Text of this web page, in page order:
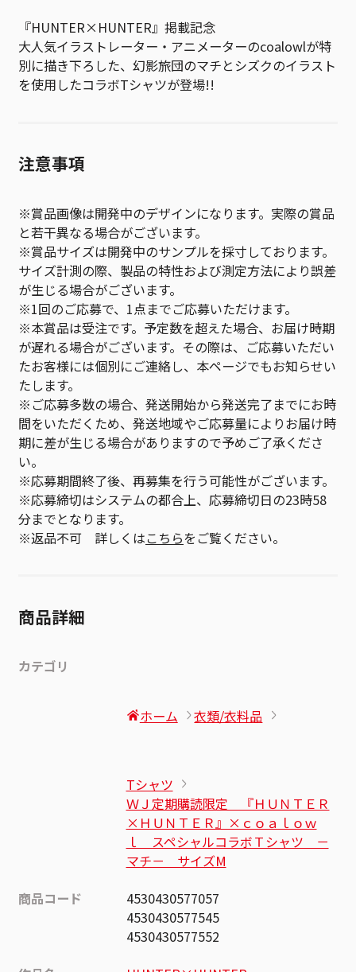
『HUNTER×HUNTER』掲載記念
大人気イラストレーター・アニメーターのcoalowlが特
別に描き下ろした、幻影旅団のマチとシズクのイラスト
を使用したコラボTシャツが登場!!
注意事項
※賞品画像は開発中のデザインになります。実際の賞品
と若干異なる場合がございます。
※賞品サイズは開発中のサンプルを採寸しております。
サイズ計測の際、製品の特性および測定方法により誤差
が生じる場合がございます。
※1回のご応募で、1点までご応募いただけます。
※本賞品は受注です。予定数を超えた場合、お届け時期
が遅れる場合がございます。その際は、ご応募いただい
たお客様には個別にご連絡し、本ページでもお知らせい
たします。
※ご応募多数の場合、発送開始から発送完了までにお時
間をいただくため、発送地域やご応募量によりお届け時
期に差が生じる場合がありますので予めご了承くださ
い。
※応募期間終了後、再募集を行う可能性がございます。
※応募締切はシステムの都合上、応募締切日の23時58
分までとなります。
※返品不可 詳しくはこちらをご覧ください。
商品詳細
カテゴリ
ホーム 衣類/衣料品
Tシャツ
ＷＪ定期購読限定 『ＨＵＮＴＥＲ
×ＨＵＮＴＥＲ』×ｃｏａｌｏｗ
ｌ スペシャルコラボＴシャツ －
マチ－ サイズМ
商品コード
4530430577057
4530430577545
4530430577552